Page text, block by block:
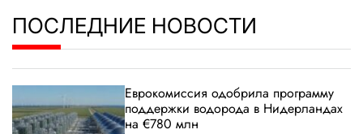
ПОСЛЕДНИЕ НОВОСТИ
Еврокомиссия одобрила программу
поддержки водорода в Нидерландах
на €780 млн